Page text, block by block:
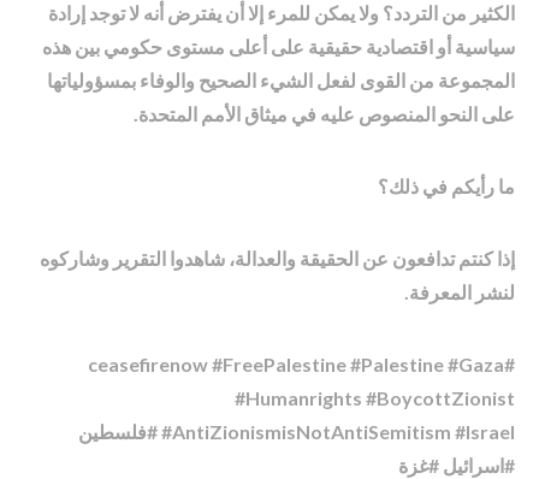
الكثير من التردد؟ ولا يمكن للمرء إلا أن يفترض أنه لا توجد إرادة
سياسية أو اقتصادية حقيقية على أعلى مستوى حكومي بين هذه
المجموعة من القوى لفعل الشيء الصحيح والوفاء بمسؤولياتها
على النحو المنصوص عليه في ميثاق الأمم المتحدة.
ما رأيكم في ذلك؟
إذا كنتم تدافعون عن الحقيقة والعدالة، شاهدوا التقرير وشاركوه
لنشر المعرفة.
#ceasefirenow #FreePalestine #Palestine #Gaza
#Humanrights #BoycottZionist
#AntiZionismisNotAntiSemitism #Israel #فلسطين
#اسرائیل #غزة